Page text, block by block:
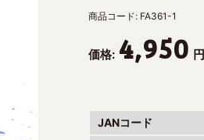
商品コード: FA361-1
価格: 4,950
JANコード